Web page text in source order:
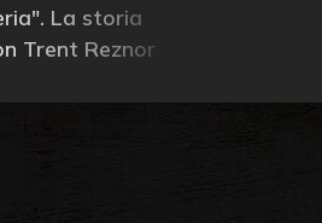
La storia
Trent Reznor